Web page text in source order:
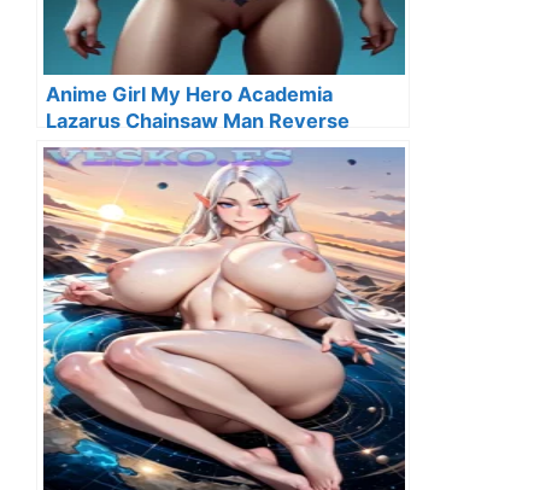
Anime Girl My Hero Academia
Lazarus Chainsaw Man Reverse
Harem